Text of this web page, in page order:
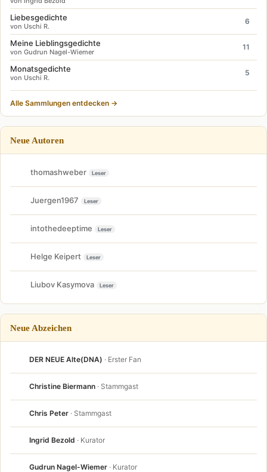
Liebesgedichte
von Uschi R.
6
Meine Lieblingsgedichte
von Gudrun Nagel-Wiemer
11
Monatsgedichte
von Uschi R.
5
Alle Sammlungen entdecken →
Neue Autoren
thomashweber Leser
Juergen1967 Leser
intothedeeptime Leser
Helge Keipert Leser
Liubov Kasymova Leser
Neue Abzeichen
DER NEUE Alte(DNA) · Erster Fan
Christine Biermann · Stammgast
Chris Peter · Stammgast
Ingrid Bezold · Kurator
Gudrun Nagel-Wiemer · Kurator